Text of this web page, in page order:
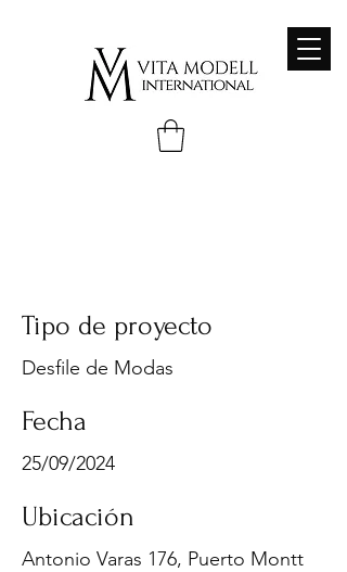
Tipo de proyecto
Desfile de Modas
Fecha
25/09/2024
Ubicación
Antonio Varas 176, Puerto Montt